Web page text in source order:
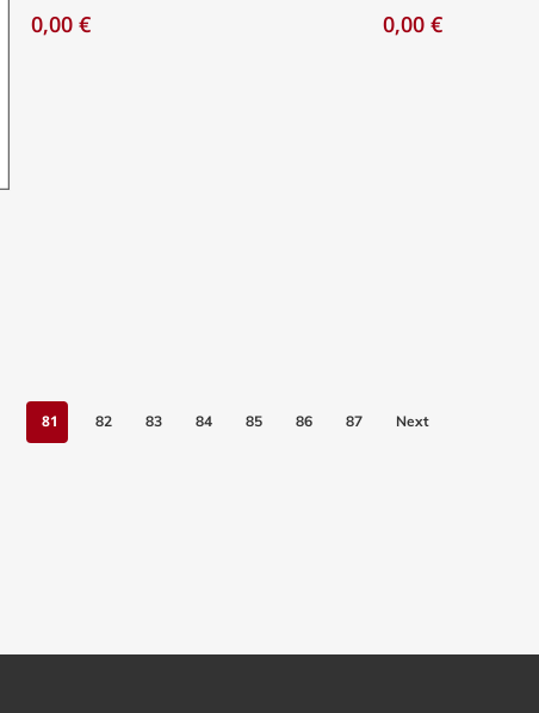
0,00€ 0,00 €
81 82 83 84 85 86 87 Next